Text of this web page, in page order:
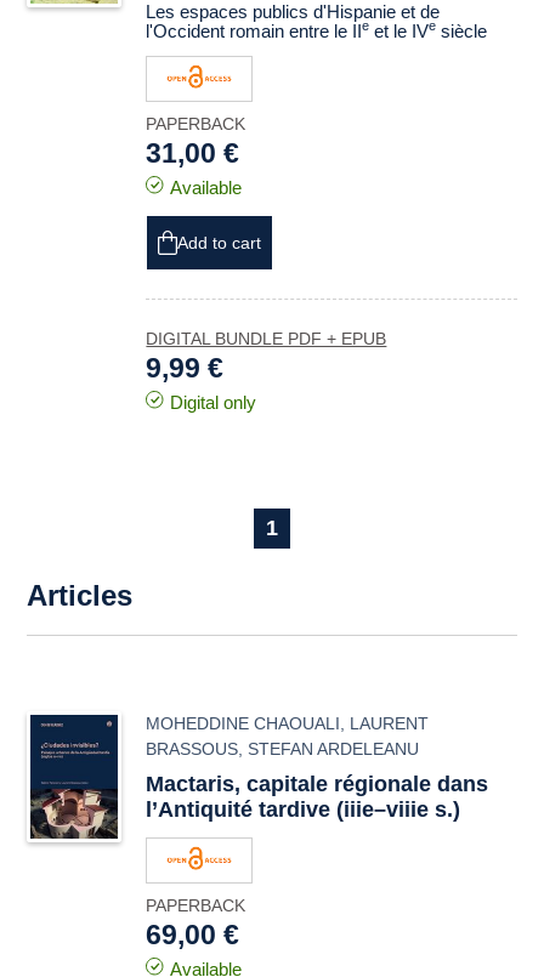
Les espaces publics d'Hispanie et de
l'Occident romain entre le IIe et le IVe siècle
PAPERBACK
31,00 €
Available
Add to cart
DIGITAL BUNDLE PDF + EPUB
9,99 €
Digital only
1
Articles
MOHEDDINE CHAOUALI
LAURENT
BRASSOUS STEFAN ARDELEANU
Mactaris, capitale régionale dans
l’Antiquité tardive (iiie–viiie s.)
PAPERBACK
69,00 €
Available